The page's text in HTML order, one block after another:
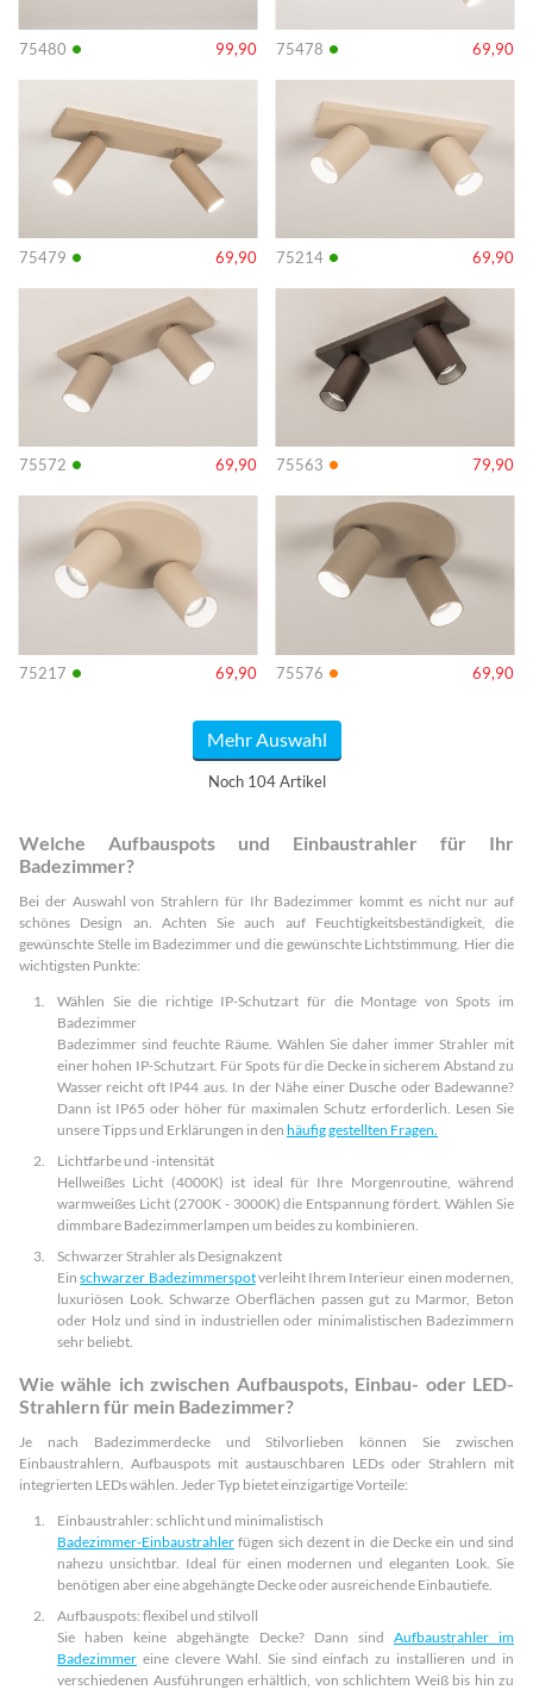
75480 • 99,90 75478 • 69,90
75479 • 69,90
Info
75214 • 69,90
Info
75572 • 69,90
Info
75563 • 79,90
Info
75217 • 69,90
Info
75576 • 69,90
Info
Mehr Auswahl
Noch 104 Artikel
Welche Aufbauspots und Einbaustrahler für Ihr
Badezimmer?
Bei der Auswahl von Strahlern für Ihr Badezimmer kommt es nicht nur auf
schönes Design an. Achten Sie auch auf Feuchtigkeitsbeständigkeit, die
gewünschte Stelle im Badezimmer und die gewünschte Lichtstimmung. Hier die
wichtigsten Punkte:
Wählen Sie die richtige IP-Schutzart für die Montage von Spots im
Badezimmer
Badezimmer sind feuchte Räume. Wählen Sie daher immer Strahler mit
einer hohen IP-Schutzart. Für Spots für die Decke in sicherem Abstand zu
Wasser reicht oft IP44 aus. In der Nähe einer Dusche oder Badewanne?
Dann ist IP65 oder höher für maximalen Schutz erforderlich. Lesen Sie
unsere Tipps und Erklärungen in den häufig gestellten Fragen.
Lichtfarbe und -intensität
Hellweißes Licht (4000K) ist ideal für Ihre Morgenroutine, während
warmweißes Licht (2700K - 3000K) die Entspannung fördert. Wählen Sie
dimmbare Badezimmerlampen um beides zu kombinieren.
Schwarzer Strahler als Designakzent
Einschwarzer Badezimmerspotverleiht Ihrem Interieur einen modernen,
luxuriösen Look. Schwarze Oberflächen passen gut zu Marmor, Beton
oder Holz und sind in industriellen oder minimalistischen Badezimmern
sehr beliebt.
Wie wähle ich zwischen Aufbauspots, Einbau- oder LED-
Strahlern für mein Badezimmer?
Je nach Badezimmerdecke und Stilvorlieben können Sie zwischen
Einbaustrahlern, Aufbauspots mit austauschbaren LEDs oder Strahlern mit
integrierten LEDs wählen. Jeder Typ bietet einzigartige Vorteile:
Einbaustrahler: schlicht und minimalistisch
Badezimmer-Einbaustrahler fügen sich dezent in die Decke ein und sind
nahezu unsichtbar. Ideal für einen modernen und eleganten Look. Sie
benötigen aber eine abgehängte Decke oder ausreichende Einbautiefe.
Aufbauspots: flexibel und stilvoll
Sie haben keine abgehängte Decke? Dann sind Aufbaustrahler im
Badezimmer eine clevere Wahl. Sie sind einfach zu installieren und in
verschiedenen Ausführungen erhältlich, von schlichtem Weiß bis hin zu